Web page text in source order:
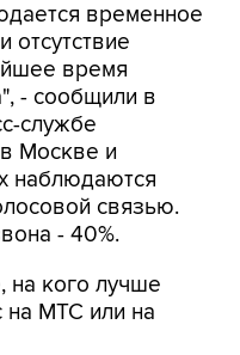
временное
отсутствие
время
- сообщили в
службе
Москве и
наблюдаются
связью.
- 40%.
на кого лучше
на МТС или на